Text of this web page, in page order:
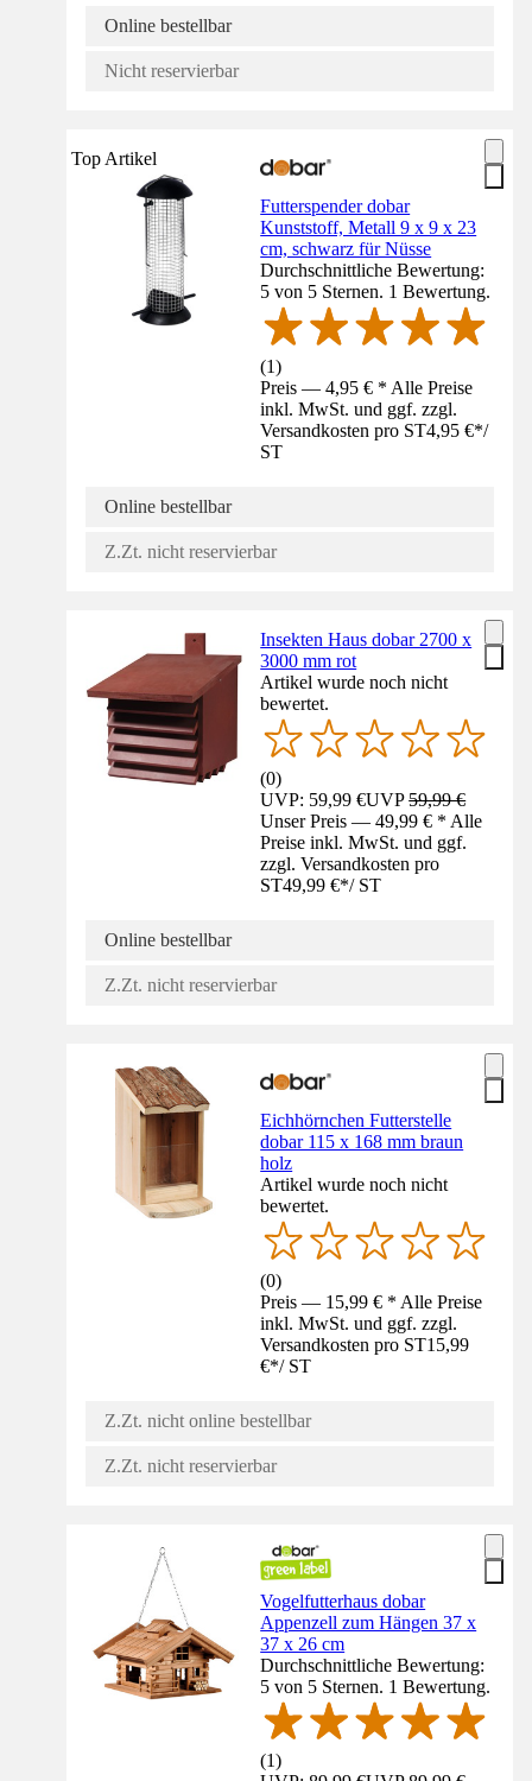
Online bestellbar
Nicht reservierbar
Top Artikel
Futterspender dobar
Kunststoff, Metall 9 x 9 x 23
cm, schwarz für Nüsse
Durchschnittliche Bewertung:
5 von 5 Sternen. 1 Bewertung.
(1)
Preis — 4,95 € * Alle Preise
inkl. MwSt. und ggf. zzgl.
Versandkosten pro ST4,95 €*/
ST
Online bestellbar
Z.Zt. nicht reservierbar
Insekten Haus dobar 2700 x
3000 mm rot
Artikel wurde noch nicht
bewertet.
(0)
UVP: 59,99 €UVP59,99 €
Unser Preis — 49,99 € * Alle
Preise inkl. MwSt. und ggf.
zzgl. Versandkosten pro
ST49,99 €*/ ST
Online bestellbar
Z.Zt. nicht reservierbar
Eichhörnchen Futterstelle
dobar 115 x 168 mm braun
holz
Artikel wurde noch nicht
bewertet.
(0)
Preis — 15,99 € * Alle Preise
inkl. MwSt. und ggf. zzgl.
Versandkosten pro ST15,99
€*/ ST
Z.Zt. nicht online bestellbar
Z.Zt. nicht reservierbar
Vogelfutterhaus dobar
Appenzell zum Hängen 37 x
37 x 26 cm
Durchschnittliche Bewertung:
5 von 5 Sternen. 1 Bewertung.
(1)